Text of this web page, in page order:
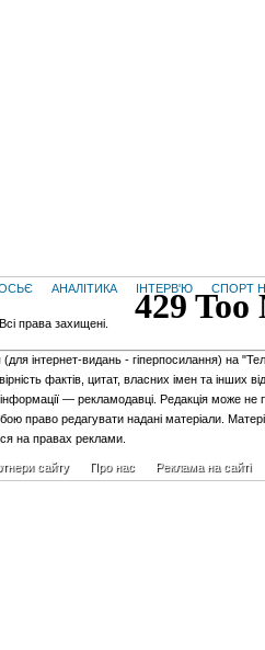
АНАЛІТИКА ІНТЕРВ'Ю СПОРТ
права захищені.
(для iнтернет-видань - гiперпосилання) на
фактів, цитат, власних імен та інших
— рекламодавці. Редакція може не
право редагувати надані матеріали.
на правах реклами.
сайту Про нас Реклама на сайті